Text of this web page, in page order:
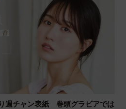
週チャン表紙 巻頭グラビアでは